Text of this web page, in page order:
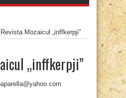
Revista Mozaicul „inffkerpji”
„inffkerpji”